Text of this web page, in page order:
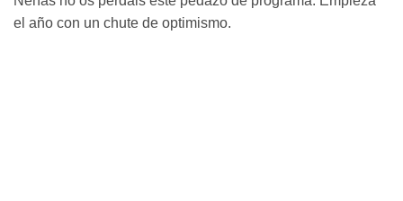
el año con un chute de optimismo.